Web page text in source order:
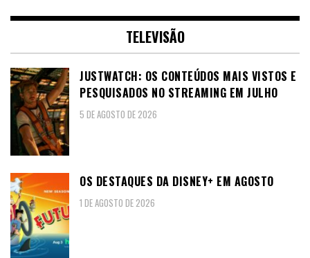
TELEVISÃO
JUSTWATCH: OS CONTEÚDOS MAIS VISTOS E
PESQUISADOS NO STREAMING EM JULHO
5 DE AGOSTO DE 2026
OS DESTAQUES DA DISNEY+ EM AGOSTO
1 DE AGOSTO DE 2026